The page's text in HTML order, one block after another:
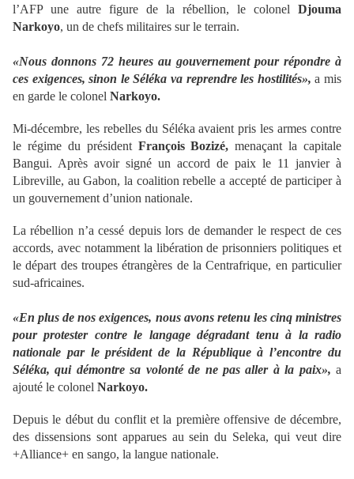
l’AFP une autre figure de la rébellion, le colonel Djouma
Narkoyo, un de chefs militaires sur le terrain.
«Nous donnons 72 heures au gouvernement pour répondre à
ces exigences, sinon le Séléka va reprendre les hostilités», a mis
en garde le colonel Narkoyo.
Mi-décembre, les rebelles du Séléka avaient pris les armes contre
le régime du président François Bozizé, menaçant la capitale
Bangui. Après avoir signé un accord de paix le 11 janvier à
Libreville, au Gabon, la coalition rebelle a accepté de participer à
un gouvernement d’union nationale.
La rébellion n’a cessé depuis lors de demander le respect de ces
accords, avec notamment la libération de prisonniers politiques et
le départ des troupes étrangères de la Centrafrique, en particulier
sud-africaines.
«En plus de nos exigences, nous avons retenu les cinq ministres
pour protester contre le langage dégradant tenu à la radio
nationale par le président de la République à l’encontre du
Séléka, qui démontre sa volonté de ne pas aller à la paix», a
ajouté le colonel Narkoyo.
Depuis le début du conflit et la première offensive de décembre,
des dissensions sont apparues au sein du Seleka, qui veut dire
+Alliance+ en sango, la langue nationale.